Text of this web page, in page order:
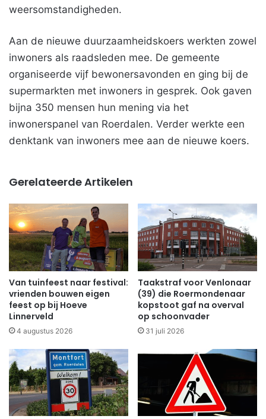
weersomstandigheden.
Aan de nieuwe duurzaamheidskoers werkten zowel
inwoners als raadsleden mee. De gemeente
organiseerde vijf bewonersavonden en ging bij de
supermarkten met inwoners in gesprek. Ook gaven
bijna 350 mensen hun mening via het
inwonerspanel van Roerdalen. Verder werkte een
denktank van inwoners mee aan de nieuwe koers.
Gerelateerde Artikelen
Van tuinfeest naar festival:
vrienden bouwen eigen
feest op bij Hoeve
Linnerveld
4 augustus 2026
Taakstraf voor Venlonaar
(39) die Roermondenaar
kopstoot gaf na overval
op schoonvader
31 juli 2026